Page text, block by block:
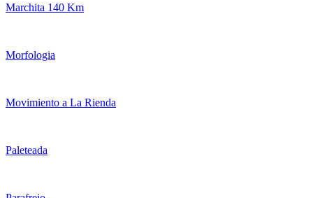
Marchita 140 Km
Morfologia
Movimiento a La Rienda
Paleteada